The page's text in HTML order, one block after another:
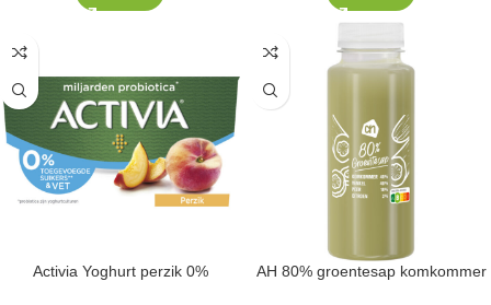
Activia Yoghurt perzik 0% AH 80% groentesap komkommer